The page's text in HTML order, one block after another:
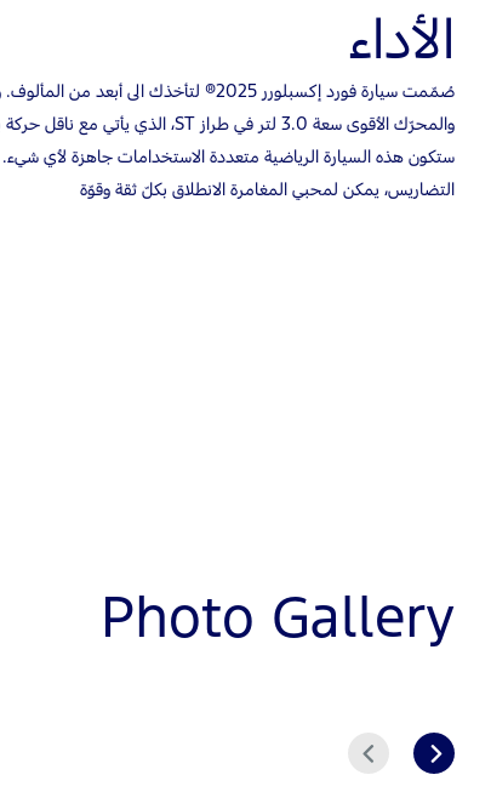
الأداء
ستكون هذه السيارة الرياضية متعددة الاستخدامات جاهزة لأي
التضاريس، يمكن لمحبي المغامرة الانطلاق بكلّ ثقة وقوّة
Photo Gallery